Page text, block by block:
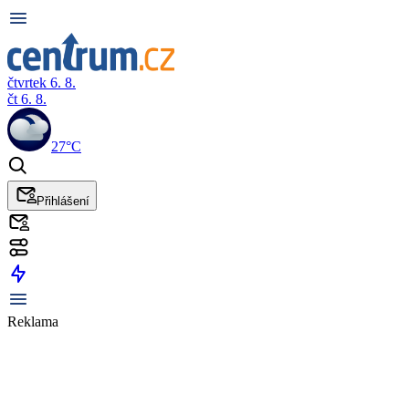
čtvrtek 6. 8.
čt 6. 8.
27°C
Přihlášení
Reklama